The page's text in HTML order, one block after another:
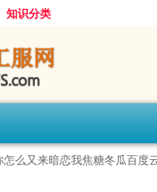
知识分类
怎么又来暗恋我焦糖冬瓜百度